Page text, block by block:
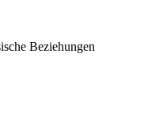
Beziehungen